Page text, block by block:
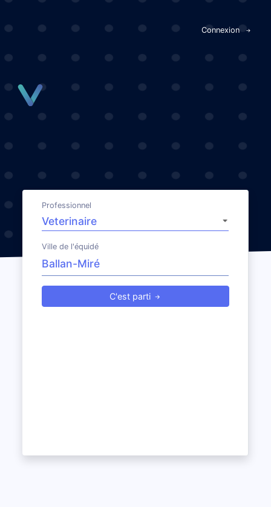
Connexion
Professionnel
Ville de l'équidé
C'est parti